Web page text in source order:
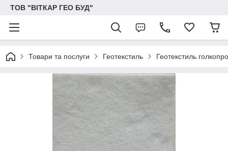
ТОВ "ВІТКАР ГЕО БУД"
Товари та послуги Геотекстиль Геотекстиль